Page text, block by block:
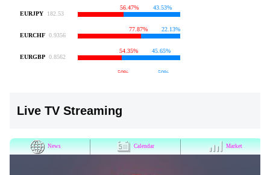
Live TV Streaming